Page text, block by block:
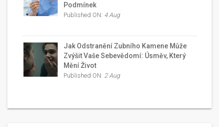
Podmínek
Published ON: 4 Aug
Jak Odstranění Zubního Kamene Může
Zvýšit Vaše Sebevědomí: Úsměv, Který
Mění Život
Published ON: 2 Aug